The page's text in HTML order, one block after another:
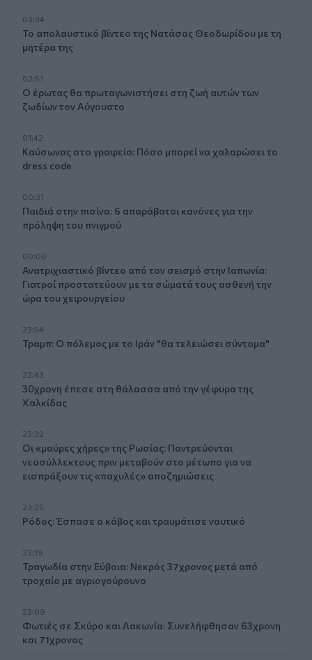
03:34
Το απολαυστικό βίντεο της Νατάσας Θεοδωρίδου με τη
μητέρα της
02:51
Ο έρωτας θα πρωταγωνιστήσει στη ζωή αυτών των
ζωδίων τον Αύγουστο
01:42
Καύσωνας στο γραφείο: Πόσο μπορεί να χαλαρώσει το
dress code
00:31
Παιδιά στην πισίνα: 6 απαράβατοι κανόνες για την
πρόληψη του πνιγμού
00:00
Ανατριχιαστικό βίντεο από τον σεισμό στην Ιαπωνία:
Γιατροί προστατεύουν με τα σώματά τους ασθενή την
ώρα του χειρουργείου
23:54
Τραμπ: Ο πόλεμος με το Ιράν "θα τελειώσει σύντομα"
23:43
30χρονη έπεσε στη θάλασσα από την γέφυρα της
Χαλκίδας
23:32
Οι «μαύρες χήρες» της Ρωσίας: Παντρεύονται
νεοσύλλεκτους πριν μεταβούν στο μέτωπο για να
εισπράξουν τις «παχυλές» αποζημιώσεις
23:25
Ρόδος: Έσπασε ο κάβος και τραυμάτισε ναυτικό
23:19
Τραγωδία στην Εύβοια: Νεκρός 37χρονος μετά από
τροχαίο με αγριογούρουνο
23:09
Φωτιές σε Σκύρο και Λακωνία: Συνελήφθησαν 63χρονη
και 71χρονος